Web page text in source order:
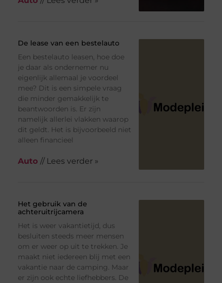
De lease van een bestelauto
Een bestelauto leasen, hoe doe
je daar als ondernemer nu
eigenlijk allemaal je voordeel
mee? Dit is een simpele vraag
die minder gemakkelijk te
beantwoorden is. Er zijn
namelijk allerlei vlakken waarop
dit geldt. Het is bijvoorbeeld niet
alleen financieel
Auto // Lees verder »
Het gebruik van de
achteruitrijcamera
Het is weer vakantietijd, dus
besluiten steeds meer mensen
om er weer op uit te trekken. Je
maakt niet iedereen blij met een
vakantie naar de camping. Maar
er zijn ook echte liefhebbers. De